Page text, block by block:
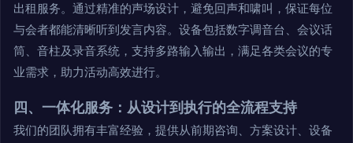
出租服务。通过精准的声场设计，避免回声和啸叫，保证每位
与会者都能清晰听到发言内容。设备包括数字调音台、会议话
筒、音柱及录音系统，支持多路输入输出，满足各类会议的专
业需求，助力活动高效进行。
四、一体化服务：从设计到执行的全流程支持
我们的团队拥有丰富经验，提供从前期咨询、方案设计、设备